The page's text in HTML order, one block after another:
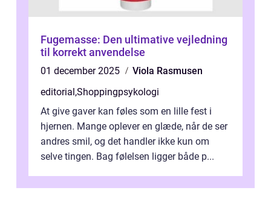
Fugemasse: Den ultimative vejledning
til korrekt anvendelse
01 december 2025
Viola Rasmusen
editorial ,Shoppingpsykologi
At give gaver kan føles som en lille fest i
hjernen. Mange oplever en glæde, når de ser
andres smil, og det handler ikke kun om
selve tingen. Bag følelsen ligger både p...